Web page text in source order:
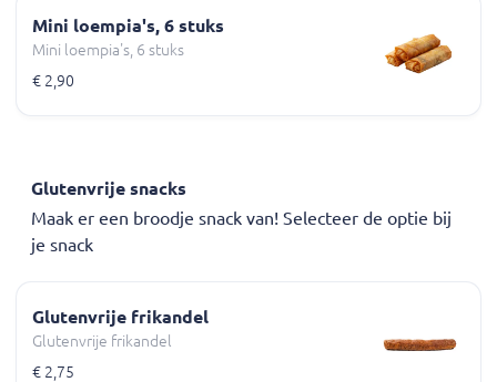
Mini loempia's, 6 stuks
Mini loempia's, 6 stuks
€ 2,90
Glutenvrije snacks
Maak er een broodje snack van! Selecteer de optie bij
je snack
Glutenvrije frikandel
Glutenvrije frikandel
€ 2,75